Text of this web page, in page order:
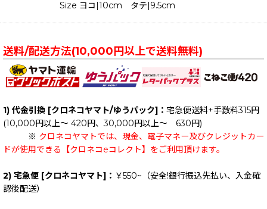
Size ヨコ|10cm タテ|9.5cm
送料/配送方法(10,000円以上で送料無料)
1) 代金引換 [クロネコヤマト/ゆうパック]： 宅急便送料+手数料315円
(10,000円以上～ 420円、30,000円以上～ 630円)
※ クロネコヤマトでは、現金、電子マネー及びクレジットカー
ドが使用できる【クロネコeコレクト】をご利用頂けます。
2) 宅急便 [クロネコヤマト]： ￥550~（安全!銀行振込先払い、入金確
認後配送）